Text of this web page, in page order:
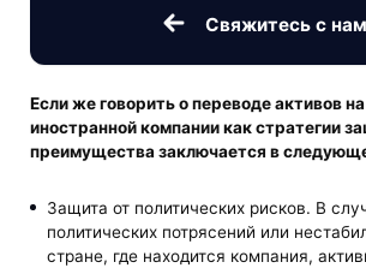
Свяжитесь с
Если же говорить опереводе активов
иностранной компаниикак стратегии
преимущества заключается в
Защита от политических рисков. В
политических потрясений или
стране, где находится компания,